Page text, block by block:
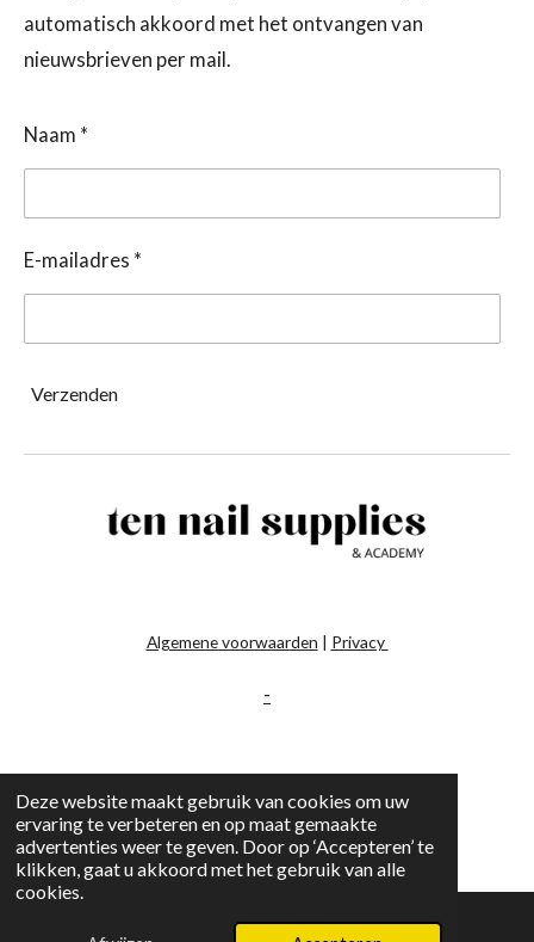
Deze website maakt gebruik van cookies om uw
ervaring te verbeteren en op maat gemaakte
advertenties weer te geven. Door op ‘Accepteren’ te
klikken, gaat u akkoord met het gebruik van alle
cookies.
automatisch akkoord met het ontvangen van
nieuwsbrieven per mail.
Naam *
E-mailadres *
Verzenden
Algemene voorwaarden | Privacy
-